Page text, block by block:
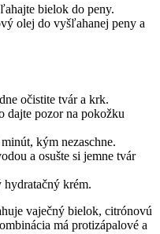
bielok do peny.
olej do vyšľahanej peny a
očistite tvár a krk.
dajte pozor na pokožku
kým nezaschne.
a osušte si jemne tvár
hydratačný krém.
vaječný bielok, citrónovú
má protizápalové a